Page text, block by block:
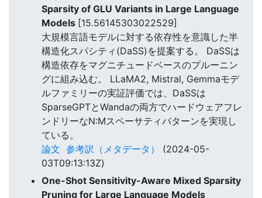
Sparsity of GLU Variants in Large Language
Models [15.56145303022529]
大規模言語モデルに対する依存性を意識した半
構造化スパシティ(DaSS)を提案する。 DaSSは
構造依存をマグニチュードベースのプルーニン
グに組み込む。 LLaMA2, Mistral, Gemmaモデ
ルファミリーの実証評価では、DaSSは
SparseGPTとWandaの両方でハードウェアフレ
ンドリーなN:Mスペーサティパターンを実現し
ている。
論文 参考訳（メタデータ）
(2024-05-
03T09:13:13Z)
One-Shot Sensitivity-Aware Mixed Sparsity
Pruning for Large Language Models